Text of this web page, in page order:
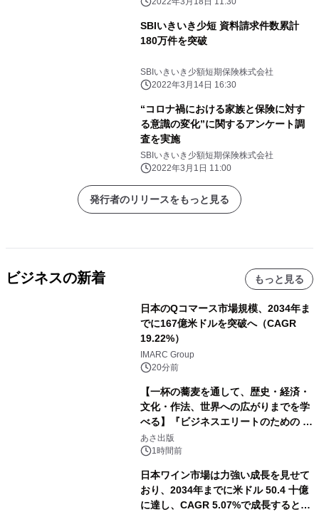
SBIいきいき少短 資料請求件数累計
180万件を突破
SBIいきいき少額短期保険株式会社
2022年3月14日 16:30
“コロナ禍における家族と保険に対す
る意識の変化”に関するアンケート調
査を実施
SBIいきいき少額短期保険株式会社
2022年3月1日 11:00
発行者のリリースをもっと見る
ビジネスの新着 もっと見る
日本のQコマース市場規模、2034年ま
でに167億米ドルを突破へ（CAGR
19.22%）
IMARC Group
20分前
【一杯の蕎麦を通して、歴史・経済・
文化・作法、世界への広がりまでを学
べる】『ビジネスエリートのための 教
養としての蕎麦』2026年8月25日
（火）発売
あさ出版
1時間前
日本ワイン市場は力強い成長を見せて
おり、2034年までに米ドル 50.4 十億
に達し、CAGR 5.07%で成長すると予